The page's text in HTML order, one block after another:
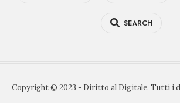
SEARCH
Copyright © 2023 - Diritto al Digitale. Tutti i